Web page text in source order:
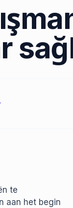
te
aan het begin